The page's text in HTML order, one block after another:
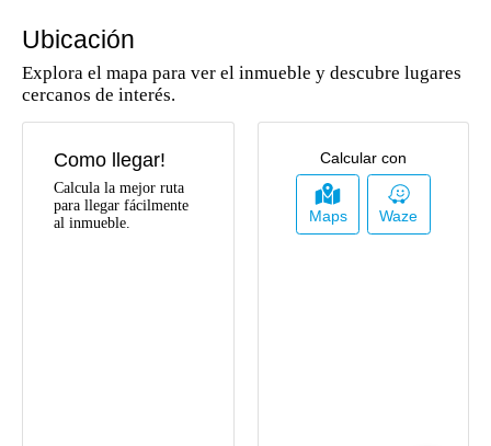
Clósets
Establo
Parqueadero
Visitantes
Zonas Verdes
Depósito
Galpón
Ubicación
Explora el mapa para ver el inmueble y descubre lugares
cercanos de interés.
Como llegar!
Calcula la mejor ruta
para llegar fácilmente
al inmueble.
Calcular con
Maps Waze